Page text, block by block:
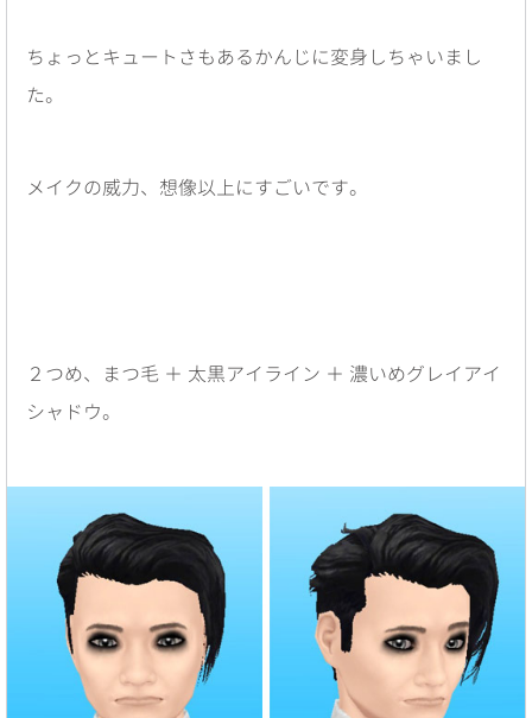
ちょっとキュートさもあるかんじに変身しちゃいまし
た。
メイクの威力、想像以上にすごいです。
２つめ、まつ毛 ＋ 太黒アイライン ＋ 濃いめグレイアイ
シャドウ。